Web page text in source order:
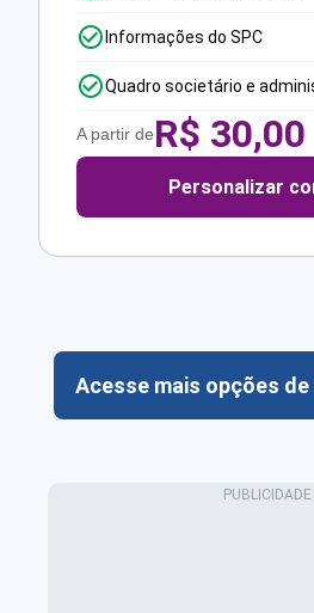
Informações do SPC
Quadro societário e
A partir deR$ 30,00
Personalizar
Acesse mais opções